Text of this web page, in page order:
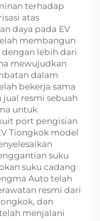
terhadap
atas
daya pada EV
membangun
lebih dari
mewujudkan
dalam
bekerja sama
resmi sebuah
untuk
port pengisian
Tiongkok model
suku
suku cadang
Auto telah
resmi dari
dan
menjalani